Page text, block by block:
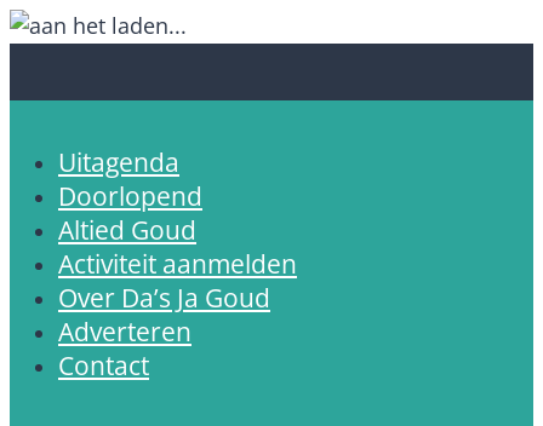
Uitagenda
Doorlopend
Altied Goud
Activiteit aanmelden
Over Da’s Ja Goud
Adverteren
Contact